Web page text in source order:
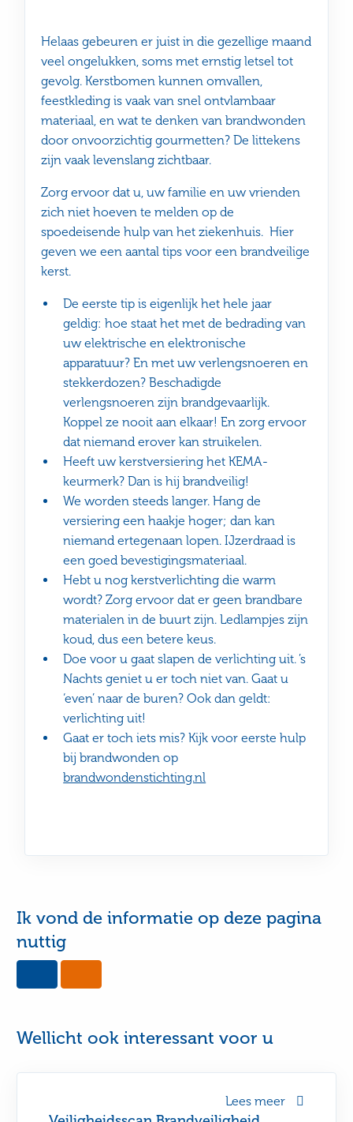
Helaas gebeuren er juist in die gezellige maand
veel ongelukken, soms met ernstig letsel tot
gevolg. Kerstbomen kunnen omvallen,
feestkleding is vaak van snel ontvlambaar
materiaal, en wat te denken van brandwonden
door onvoorzichtig gourmetten? De littekens
zijn vaak levenslang zichtbaar.
Zorg ervoor dat u, uw familie en uw vrienden
zich niet hoeven te melden op de
spoedeisende hulp van het ziekenhuis. Hier
geven we een aantal tips voor een brandveilige
kerst.
De eerste tip is eigenlijk het hele jaar
geldig: hoe staat het met de bedrading van
uw elektrische en elektronische
apparatuur? En met uw verlengsnoeren en
stekkerdozen? Beschadigde
verlengsnoeren zijn brandgevaarlijk.
Koppel ze nooit aan elkaar! En zorg ervoor
dat niemand erover kan struikelen.
Heeft uw kerstversiering het KEMA-
keurmerk? Dan is hij brandveilig!
We worden steeds langer. Hang de
versiering een haakje hoger; dan kan
niemand ertegenaan lopen. IJzerdraad is
een goed bevestigingsmateriaal.
Hebt u nog kerstverlichting die warm
wordt? Zorg ervoor dat er geen brandbare
materialen in de buurt zijn. Ledlampjes zijn
koud, dus een betere keus.
Doe voor u gaat slapen de verlichting uit. ’s
Nachts geniet u er toch niet van. Gaat u
‘even’ naar de buren? Ook dan geldt:
verlichting uit!
Gaat er toch iets mis? Kijk voor eerste hulp
bij brandwonden op
brandwondenstichting.nl
Ik vond de informatie op deze pagina
nuttig
this
this
useful
Wellicht ook interessant voor u
Lees meer